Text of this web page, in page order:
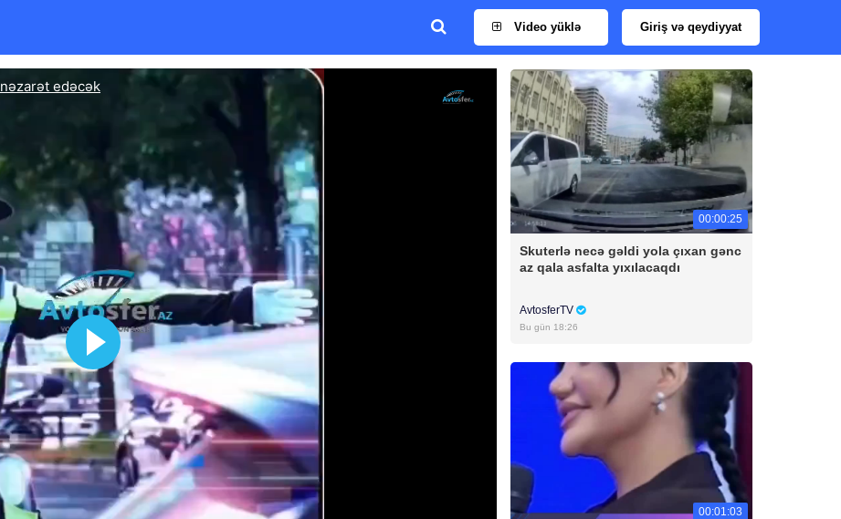
Video yüklə Giriş və qeydiyyat
00:00:25
Skuterlə necə gəldi yola çıxan gənc
az qala asfalta yıxılacaqdı
AvtosferTV
Bu gün 18:26
00:01:03